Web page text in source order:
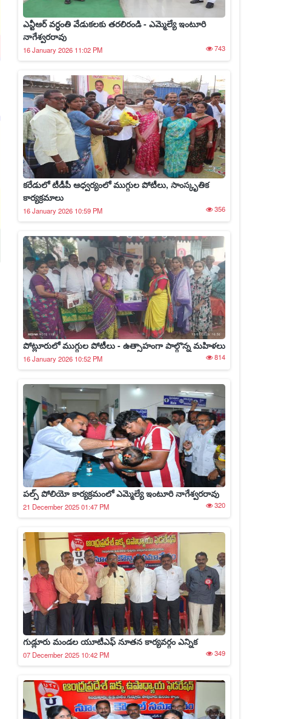
ఎన్టీఆర్ వర్ధంతి వేడుకలకు తరలిరండి - ఎమ్మెల్యే ఇంటూరి
నాగేశ్వరరావు
16 January 2026 11:02 PM 743
కరేడులో టీడీపీ ఆధ్వర్యంలో ముగ్గుల పోటీలు, సాంస్కృతిక
కార్యక్రమాలు
16 January 2026 10:59 PM 356
పోట్లూరులో ముగ్గుల పోటీలు - ఉత్సాహంగా పాల్గొన్న మహిళలు
16 January 2026 10:52 PM 814
పల్స్ పోలియో కార్యక్రమంలో ఎమ్మెల్యే ఇంటూరి నాగేశ్వరరావు
21 December 2025 01:47 PM 320
గుడ్లూరు మండల యూటీఎఫ్ నూతన కార్యవర్గం ఎన్నిక
07 December 2025 10:42 PM 349